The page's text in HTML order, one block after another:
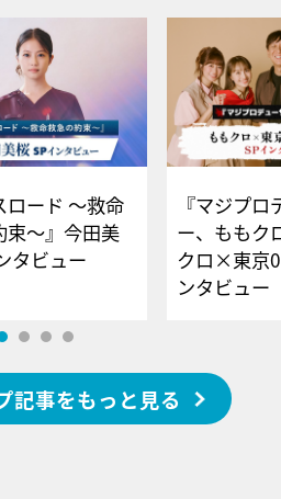
ロード ～救命
束～』今田美
タビュー
『マジプロ
ー、ももク
クロ×東京
ンタビュー
記事をもっと見る